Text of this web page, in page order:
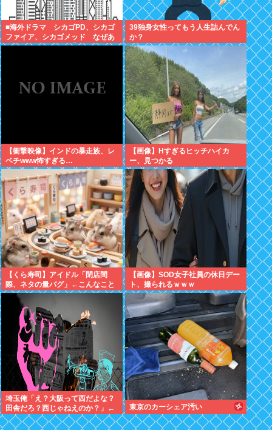
■海外ドラマ シカゴPD、シカゴ
ファイア、シカゴメッド なぜあ
の人は、あそこまで背負うのか
39独身女性ってもう人生詰んでん
か？
【衝撃映像】インドの暴走族、レ
ベチwww怖すぎる…
【画像】Hすぎるヒッチハイカ
ー、見つかる
【くら寿司】アイドル「閉店間
際、ネタの量バグ」←こんなこと
あるの？
【画像】SOD女子社員の休日デー
ト、撮られるｗｗｗ
埼玉俺「え？大阪って西だよな？
田舎だろ？西じゃねえのか？」←
これさぁ
東京のカーシェア汚い